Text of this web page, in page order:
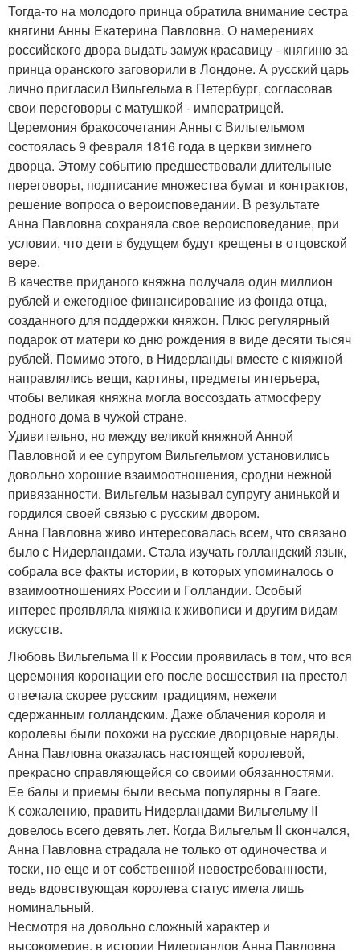
Тогда-то на молодого принца обратила внимание сестра
княгини Анны Екатерина Павловна. О намерениях
российского двора выдать замуж красавицу - княгиню за
принца оранского заговорили в Лондоне. А русский царь
лично пригласил Вильгельма в Петербург, согласовав
свои переговоры с матушкой - императрицей.
Церемония бракосочетания Анны с Вильгельмом
состоялась 9 февраля 1816 года в церкви зимнего
дворца. Этому событию предшествовали длительные
переговоры, подписание множества бумаг и контрактов,
решение вопроса о вероисповедании. В результате
Анна Павловна сохраняла свое вероисповедание, при
условии, что дети в будущем будут крещены в отцовской
вере.
В качестве приданого княжна получала один миллион
рублей и ежегодное финансирование из фонда отца,
созданного для поддержки княжон. Плюс регулярный
подарок от матери ко дню рождения в виде десяти тысяч
рублей. Помимо этого, в Нидерланды вместе с княжной
направлялись вещи, картины, предметы интерьера,
чтобы великая княжна могла воссоздать атмосферу
родного дома в чужой стране.
Удивительно, но между великой княжной Анной
Павловной и ее супругом Вильгельмом установились
довольно хорошие взаимоотношения, сродни нежной
привязанности. Вильгельм называл супругу анинькой и
гордился своей связью с русским двором.
Анна Павловна живо интересовалась всем, что связано
было с Нидерландами. Стала изучать голландский язык,
собрала все факты истории, в которых упоминалось о
взаимоотношениях России и Голландии. Особый
интерес проявляла княжна к живописи и другим видам
искусств.
Любовь Вильгельма II к России проявилась в том, что вся
церемония коронации его после восшествия на престол
отвечала скорее русским традициям, нежели
сдержанным голландским. Даже облачения короля и
королевы были похожи на русские дворцовые наряды.
Анна Павловна оказалась настоящей королевой,
прекрасно справляющейся со своими обязанностями.
Ее балы и приемы были весьма популярны в Гааге.
К сожалению, править Нидерландами Вильгельму II
довелось всего девять лет. Когда Вильгельм II скончался,
Анна Павловна страдала не только от одиночества и
тоски, но еще и от собственной невостребованности,
ведь вдовствующая королева статус имела лишь
номинальный.
Несмотря на довольно сложный характер и
высокомерие, в истории Нидерландов Анна Павловна